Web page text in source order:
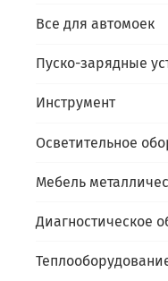
Все для автомоек
Пуско-зарядные
Инструмент
Осветительное
Мебель
Диагностическое